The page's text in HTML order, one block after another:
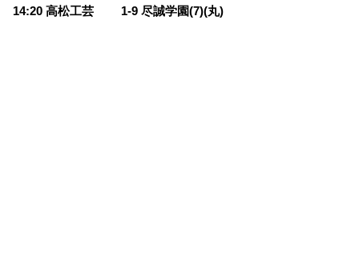
14:20 高松工芸 1-9 尽誠学園(7)(丸)